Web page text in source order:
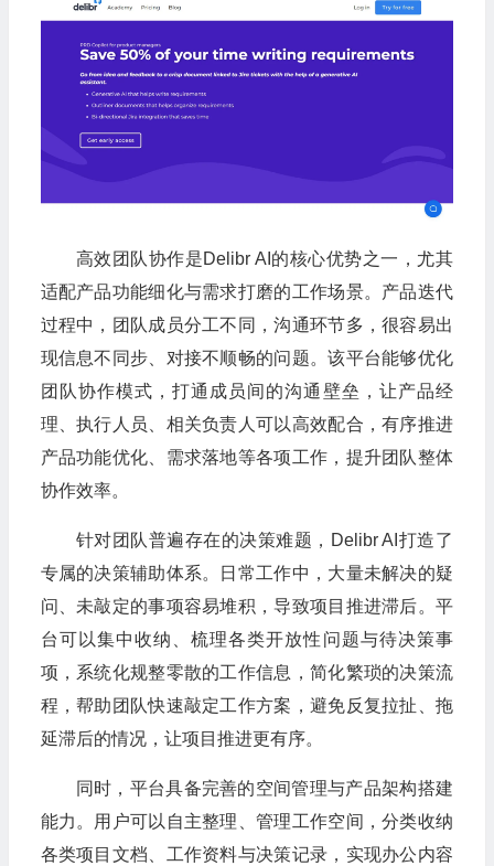
高效团队协作是Delibr AI的核心优势之一，尤其
适配产品功能细化与需求打磨的工作场景。产品迭代
过程中，团队成员分工不同，沟通环节多，很容易出
现信息不同步、对接不顺畅的问题。该平台能够优化
团队协作模式，打通成员间的沟通壁垒，让产品经
理、执行人员、相关负责人可以高效配合，有序推进
产品功能优化、需求落地等各项工作，提升团队整体
协作效率。
针对团队普遍存在的决策难题，Delibr AI打造了
专属的决策辅助体系。日常工作中，大量未解决的疑
问、未敲定的事项容易堆积，导致项目推进滞后。平
台可以集中收纳、梳理各类开放性问题与待决策事
项，系统化规整零散的工作信息，简化繁琐的决策流
程，帮助团队快速敲定工作方案，避免反复拉扯、拖
延滞后的情况，让项目推进更有序。
同时，平台具备完善的空间管理与产品架构搭建
能力。用户可以自主整理、管理工作空间，分类收纳
各类项目文档、工作资料与决策记录，实现办公内容